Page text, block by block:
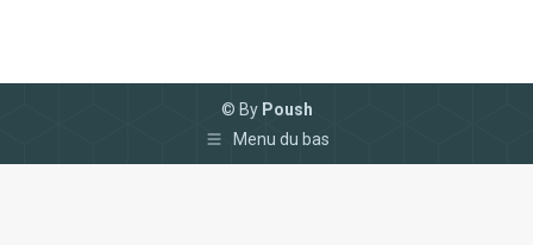
© By Poush
Menu du bas